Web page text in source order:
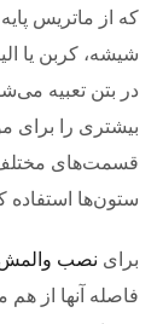
که از ماتریس
شیشه، کربن یا
در بتن تعبیه
قسمت‌های مختلف
ستون‌ها استفاده
برای نصب
فاصله آنها از